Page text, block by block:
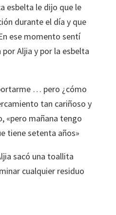
esbelta le dijo que le
durante el día y que
ese momento sentí
Aljia y por la esbelta
… pero ¿cómo
tan cariñoso y
«pero mañana tengo
tiene setenta años»
sacó una toallita
cualquier residuo